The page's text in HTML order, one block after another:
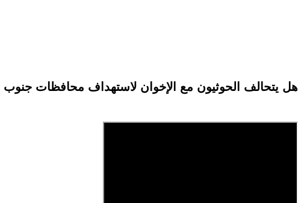
هل يتحالف الحوثيون مع الإخوان لاستهداف محافظات جنوب